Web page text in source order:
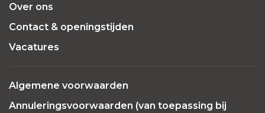
Over ons
Contact & openingstijden
Vacatures
Algemene voorwaarden
Annuleringsvoorwaarden (van toepassing bij